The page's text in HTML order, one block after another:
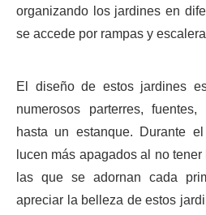
organizando los jardines en
se accede por rampas y
El diseño de estos jardines
numerosos parterres,
hasta un estanque. Durante
lucen más apagados al no
las que se adornan cada
apreciar la belleza de estos